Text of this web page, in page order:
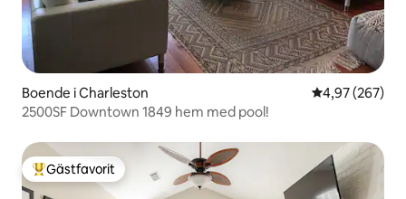
Boende i Charleston 4,97 av 5 i
4,97 (267)
2500SF Downtown 1849 hem med pool!
Populär gästfavorit
Gästfavorit